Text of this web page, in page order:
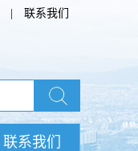
联系我们
联系我们